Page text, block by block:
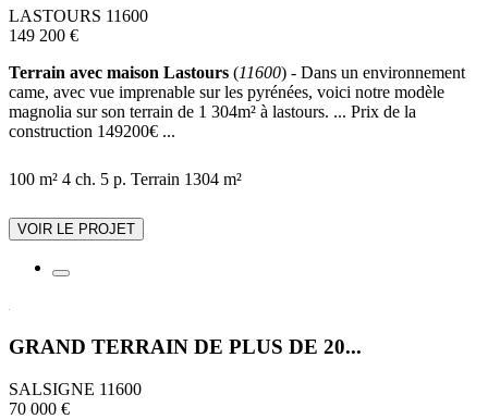
LASTOURS 11600
149 200 €
Terrain avec maison Lastours (11600) - Dans un environnement
came, avec vue imprenable sur les pyrénées, voici notre modèle
magnolia sur son terrain de 1 304m² à lastours. ... Prix de la
construction 149200€ ...
100 m² 4 ch. 5 p. Terrain 1304 m²
VOIR LE PROJET
GRAND TERRAIN DE PLUS DE 20...
SALSIGNE 11600
70 000 €